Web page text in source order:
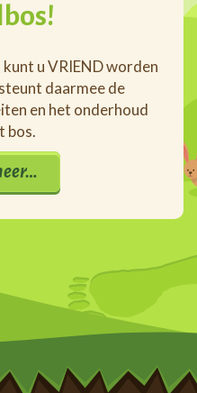
u VRIEND worden
daarmee de
en het onderhoud
bos.